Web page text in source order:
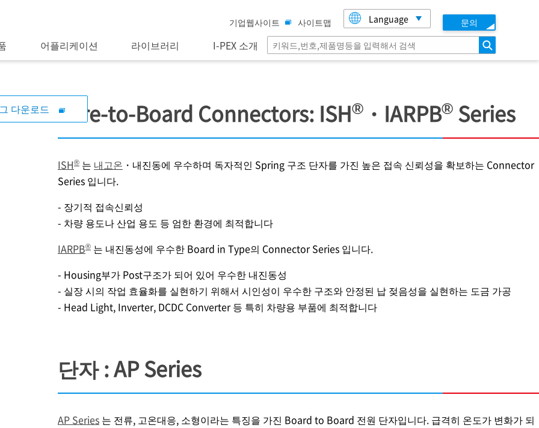
기업웹사이트 사이트맵 Language 문의
어플리케이션 라이브러리 I-PEX 소개 검색
다운로드 Wire-to-Board Connectors: ISH® ・IARPB® Series
ISH® 는 내고온 ・내진동에 우수하며 독자적인 Spring 구조 단자를 가진 높은 접속 신뢰성을 확보하는 Connector
Series 입니다.
- 장기적 접속신뢰성
- 차량 용도나 산업 용도 등 엄한 환경에 최적합니다
IARPB® 는 내진동성에 우수한 Board in Type의 Connector Series 입니다.
- Housing부가 Post구조가 되어 있어 우수한 내진동성
- 실장 시의 작업 효율화를 실현하기 위해서 시인성이 우수한 구조와 안정된 납 젖음성을 실현하는 도금 가공
- Head Light, Inverter, DCDC Converter 등 특히 차량용 부품에 최적합니다
단자 : AP Series
AP Series 는 전류, 고온대응, 소형이라는 특징을 가진 Board to Board 전원 단자입니다. 급격히 온도가 변화가 되